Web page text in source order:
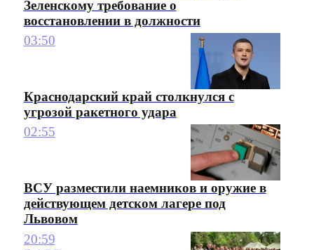
Зеленскому требование о
восстановлении в должности
03:50
Краснодарский край столкнулся с
угрозой ракетного удара
02:55
ВСУ разместили наемников и оружие в
действующем детском лагере под
Львовом
20:59